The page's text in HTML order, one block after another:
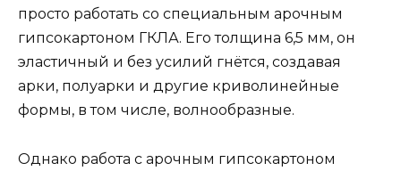
просто работать со специальным арочным
гипсокартоном ГКЛА. Его толщина 6,5 мм, он
эластичный и без усилий гнётся, создавая
арки, полуарки и другие криволинейные
формы, в том числе, волнообразные.
Однако работа с арочным гипсокартоном